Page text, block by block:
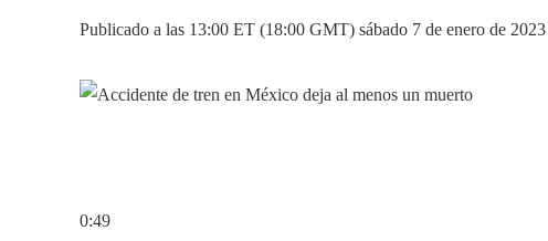
Publicado a las 13:00 ET (18:00 GMT) sábado 7 de enero de 2023
0:49